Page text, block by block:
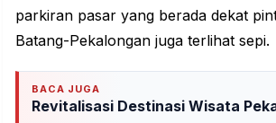
parkiran pasar yang berada dekat
Batang-Pekalongan juga terlihat sepi.
BACA JUGA
Revitalisasi Destinasi Wisata